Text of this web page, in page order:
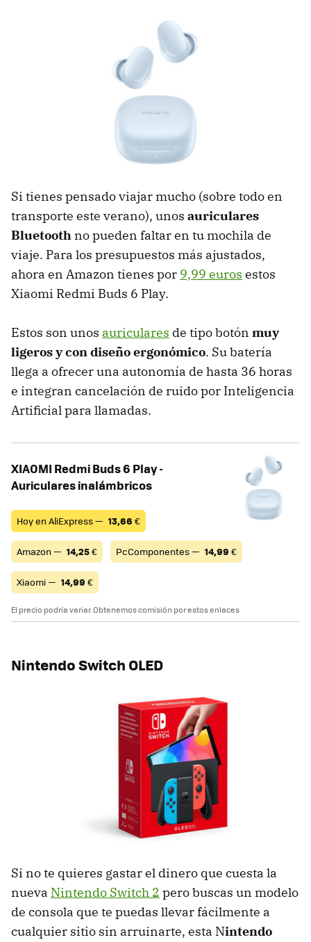
Si tienes pensado viajar mucho (sobre todo en
transporte este verano), unos auriculares
Bluetooth no pueden faltar en tu mochila de
viaje. Para los presupuestos más ajustados,
ahora en Amazon tienes por 9,99 euros estos
Xiaomi Redmi Buds 6 Play.
Estos son unos auriculares de tipo botón muy
ligeros y con diseño ergonómico. Su batería
llega a ofrecer una autonomía de hasta 36 horas
e integran cancelación de ruido por Inteligencia
Artificial para llamadas.
XIAOMI Redmi Buds 6 Play -
Auriculares inalámbricos
Hoy en AliExpress — 13,66 €
Amazon — 14,25€ PcComponentes — 14,99 €
Xiaomi — 14,99 €
El precio podría variar. Obtenemos comisión por estos enlaces
Nintendo Switch OLED
Si no te quieres gastar el dinero que cuesta la
nueva Nintendo Switch 2 pero buscas un modelo
de consola que te puedas llevar fácilmente a
cualquier sitio sin arruinarte, esta Nintendo